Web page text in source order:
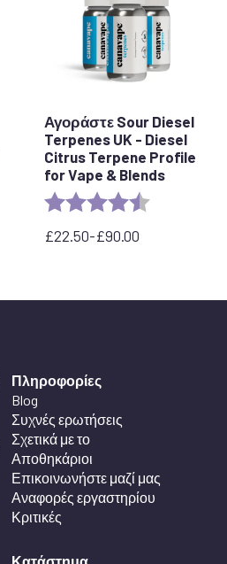
Αγοράστε Sour Diesel
Terpenes UK - Diesel
Citrus Terpene Profile
for Vape & Blends
Rating: 4.7 out of 5
£22.50-£90.00
Εύρος
22,50
Πληροφορίες
Blog
Συχνές ερωτήσεις
Σχετικά με το
Αποθηκάριοι
Επικοινωνήστε μαζί μας
Αναφορές εργαστηρίου
Κριτικές